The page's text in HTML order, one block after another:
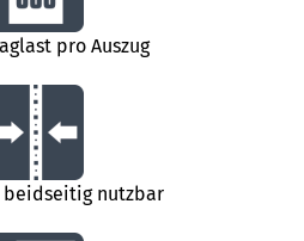
pro Auszug
beidseitig nutzbar